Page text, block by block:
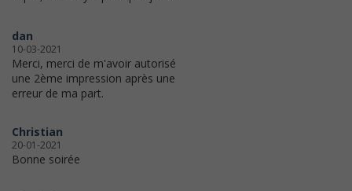
dan
10-03-2021
Merci, merci de m'avoir autorisé
une 2ème impression après une
erreur de ma part.
Christian
20-01-2021
Bonne soirée